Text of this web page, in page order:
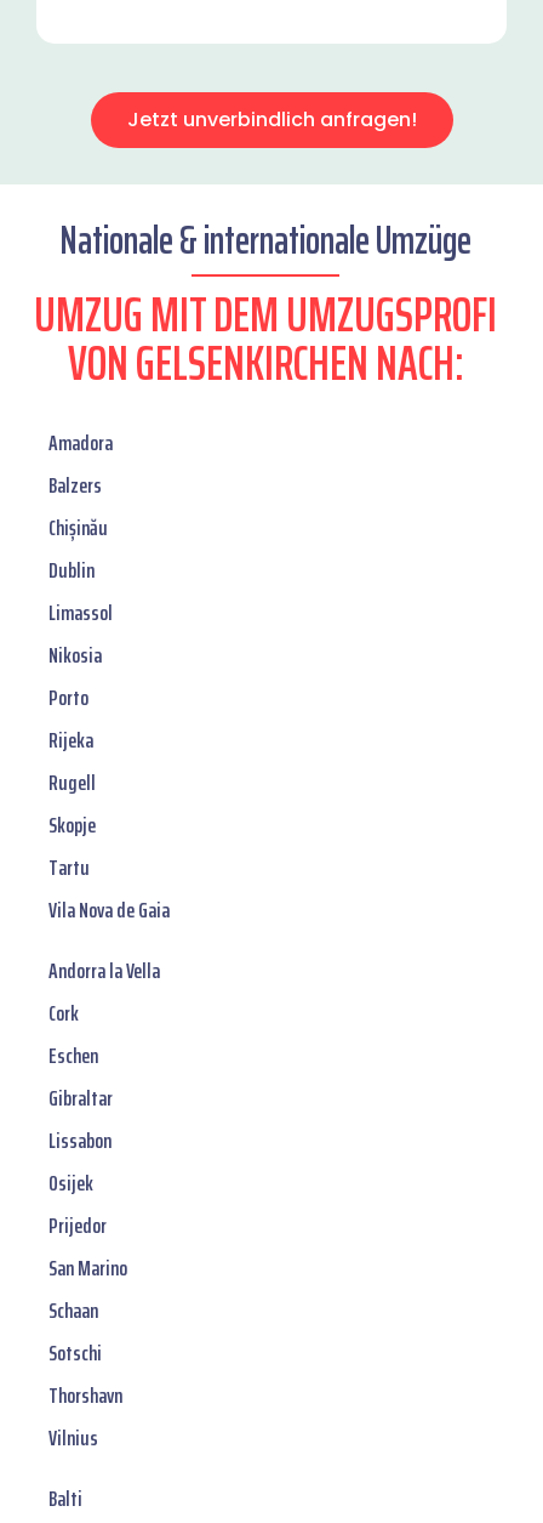
Jetzt unverbindlich anfragen!
Nationale & internationale Umzüge
UMZUG MIT DEM UMZUGSPROFI
VON GELSENKIRCHEN NACH:
Amadora
Balzers
Chișinău
Dublin
Limassol
Nikosia
Porto
Rijeka
Rugell
Skopje
Tartu
Vila Nova de Gaia
Andorra la Vella
Cork
Eschen
Gibraltar
Lissabon
Osijek
Prijedor
San Marino
Schaan
Sotschi
Thorshavn
Vilnius
Balti